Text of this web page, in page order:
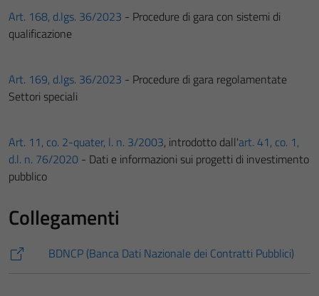
Art. 168, d.lgs. 36/2023 - Procedure di gara con sistemi di
qualificazione
Art. 169, d.lgs. 36/2023 - Procedure di gara regolamentate
Settori speciali
Art. 11, co. 2-quater, l. n. 3/2003, introdotto dall'art. 41, co. 1,
d.l. n. 76/2020 - Dati e informazioni sui progetti di investimento
pubblico
Collegamenti
BDNCP (Banca Dati Nazionale dei Contratti Pubblici)